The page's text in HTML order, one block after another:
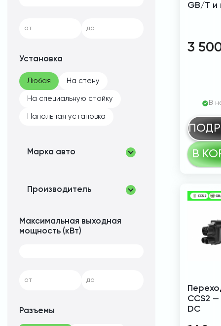
от до
Установка
Любая На стену
На специальную стойку
Напольная установка
Марка авто
Производитель
Максимальная выходная
мощность (кВт)
от до
Разъемы
GB/T и
3
В
В
CCS2
DC